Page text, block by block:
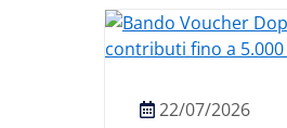
22/07/2026